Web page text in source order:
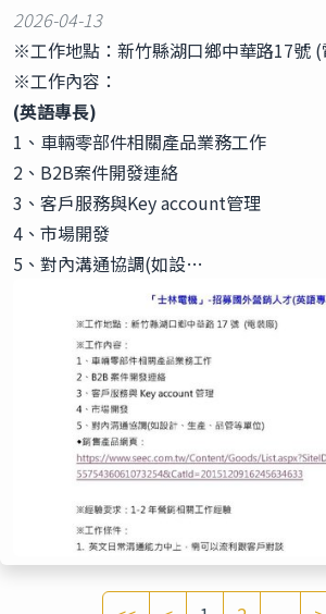
2026-04-13
※工作地點：新竹縣湖口鄉中華路17號 (
※工作內容：
(英語專長)
1、車輛零部件相關產品業務工作
2、B2B案件開發連絡
3、客戶服務與Key account管理
4、市場開發
5、對內溝通協調(如設…